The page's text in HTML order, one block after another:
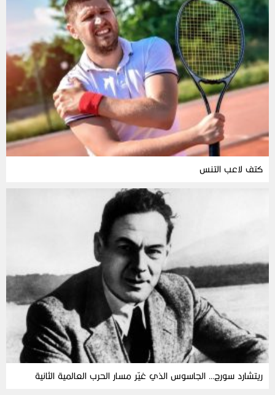
كتف لاعب التنس
ريتشارد سورج… الجاسوس الذي غيّر مسار الحرب العالمية الثانية